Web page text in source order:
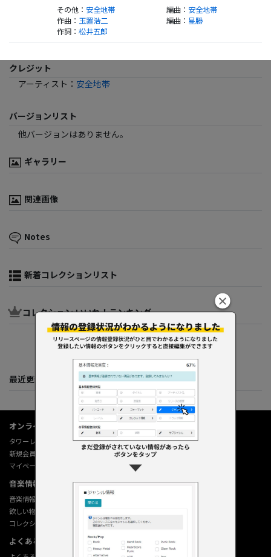
その他： 安全地帯 編曲： 安全地帯
作曲： 玉置浩二 編曲： 星勝
作詞： 松井五郎
クレジット
アーティスト ： 安全地帯
バージョンリスト
他バージョンはありません。
ギャラリー
関連画像
Notes
新着コレクションリスト
コレクション いいね！ランキング
最近更新してくれた人たち
オンラインショップ情報
タワーレコード オンライン
新規会員登録
マイページ
音楽情報データベース
音楽情報データベース
欲しい物リストの使い方
コレクション機能の使い方
よくあるご質問 (Q&A)